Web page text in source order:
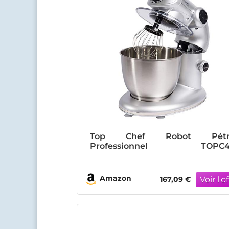
Top Chef Robot
Professionnel
Pâtissier Pétrin 4 vitesses,
Batteur, Crochet,
Couvercle anti-éclaboussure
Amazon 167,09 €